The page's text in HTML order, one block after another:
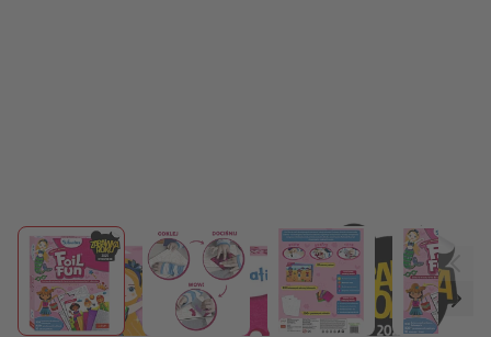
View larger imageView larger imageView larger image